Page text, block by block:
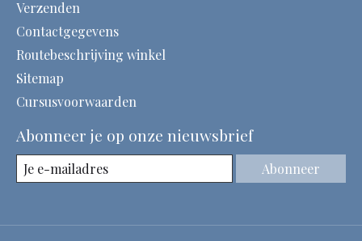
Verzenden
Contactgegevens
Routebeschrijving winkel
Sitemap
Cursusvoorwaarden
Abonneer je op onze nieuwsbrief
Abonneer